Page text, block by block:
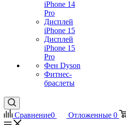
iPhone 14
Pro
Дисплей
iPhone 15
Дисплей
iPhone 15
Pro
Фен Dyson
Фитнес-
браслеты
Сравнение0 Отложенные 0